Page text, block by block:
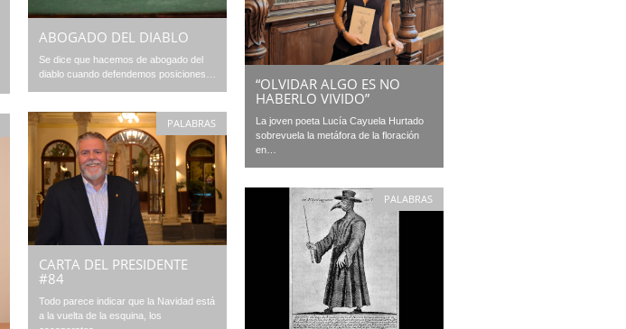
ABOGADO DEL DIABLO
Se dice que hacemos de abogado del
diablo cuando defendemos posiciones…
“OLVIDAR ALGO ES NO
HABERLO VIVIDO”
La joven poeta Lucía Cayuela Hurtado
sobrevuela la metáfora de la floración
en…
PALABRAS
CARTA DEL PRESIDENTE
#84
Todo parece indicar que la Navidad está
a la vuelta de la esquina, los
PALABRAS